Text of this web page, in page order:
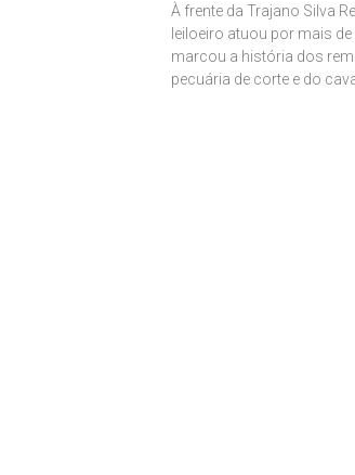
À frente da Trajano Silva
leiloeiro atuou por mais
marcou a história dos
pecuária de corte e do